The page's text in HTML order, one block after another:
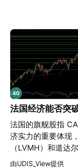
法国经济能否突
法国的旗舰股指
济实力的重要体现
（LVMH）和道达
（TotalEnergies）
由UDIS_View提供